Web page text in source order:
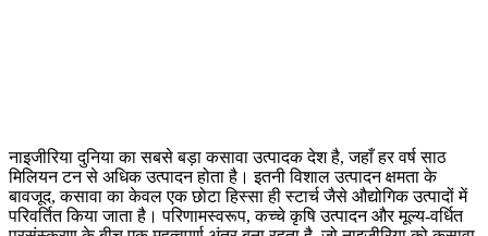
नाइजीरिया दुनिया का सबसे बड़ा कसावा उत्पादक देश है, जहाँ हर वर्ष साठ
मिलियन टन से अधिक उत्पादन होता है। इतनी विशाल उत्पादन क्षमता के
बावजूद, कसावा का केवल एक छोटा हिस्सा ही स्टार्च जैसे औद्योगिक उत्पादों में
परिवर्तित किया जाता है। परिणामस्वरूप, कच्चे कृषि उत्पादन और मूल्य-वर्धित